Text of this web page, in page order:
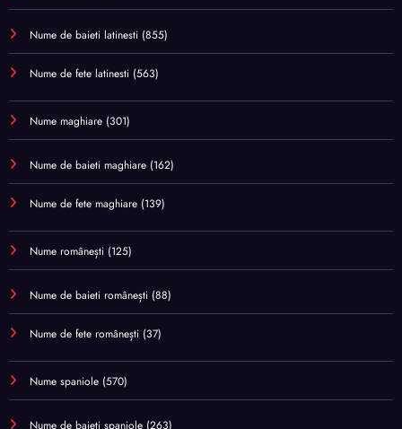
Nume de baieti latinesti (855)
Nume de fete latinesti (563)
Nume maghiare (301)
Nume de baieti maghiare (162)
Nume de fete maghiare (139)
Nume românești (125)
Nume de baieti românești (88)
Nume de fete românești (37)
Nume spaniole (570)
Nume de baieti spaniole (263)